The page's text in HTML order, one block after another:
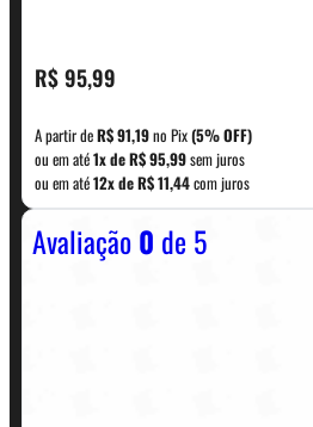
R$95,99
A partir deR$91,19no Pix(5% OFF)
ou em até1x deR$95,99sem juros
ou em até12x deR$11,44com juros
Avaliação0 de 5
CONTATO
WhatsApp: (11) 5229-0120
Horário: Política de